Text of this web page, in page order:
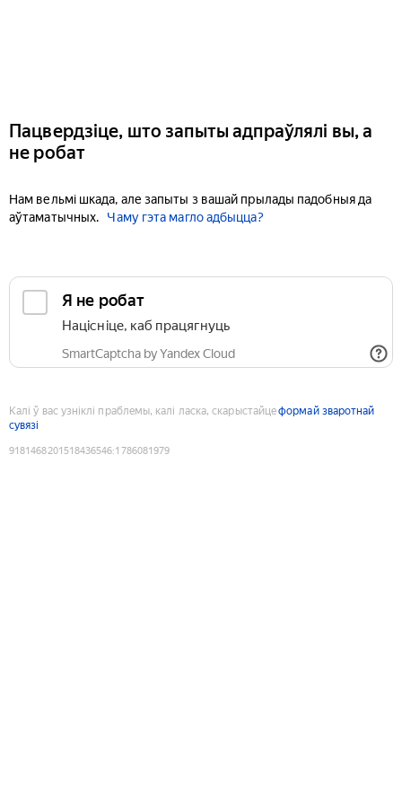
Пацвердзіце, што запыты адпраўлялі вы, а
не робат
Нам вельмі шкада, але запыты з вашай прылады падобныя да
аўтаматычных.
Чаму гэта магло адбыцца?
Я не робат
Націсніце, каб працягнуць
SmartCaptcha by Yandex Cloud
Калі ў вас узніклі праблемы, калі ласка, скарыстайцеформай зваротнай
сувязі
9181468201518436546:1786081979